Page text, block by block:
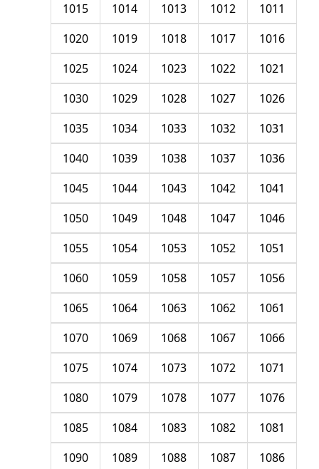
1011
1012
1013
1014
1015
1016
1017
1018
1019
1020
1021
1022
1023
1024
1025
1026
1027
1028
1029
1030
1031
1032
1033
1034
1035
1036
1037
1038
1039
1040
1041
1042
1043
1044
1045
1046
1047
1048
1049
1050
1051
1052
1053
1054
1055
1056
1057
1058
1059
1060
1061
1062
1063
1064
1065
1066
1067
1068
1069
1070
1071
1072
1073
1074
1075
1076
1077
1078
1079
1080
1081
1082
1083
1084
1085
1086
1087
1088
1089
1090